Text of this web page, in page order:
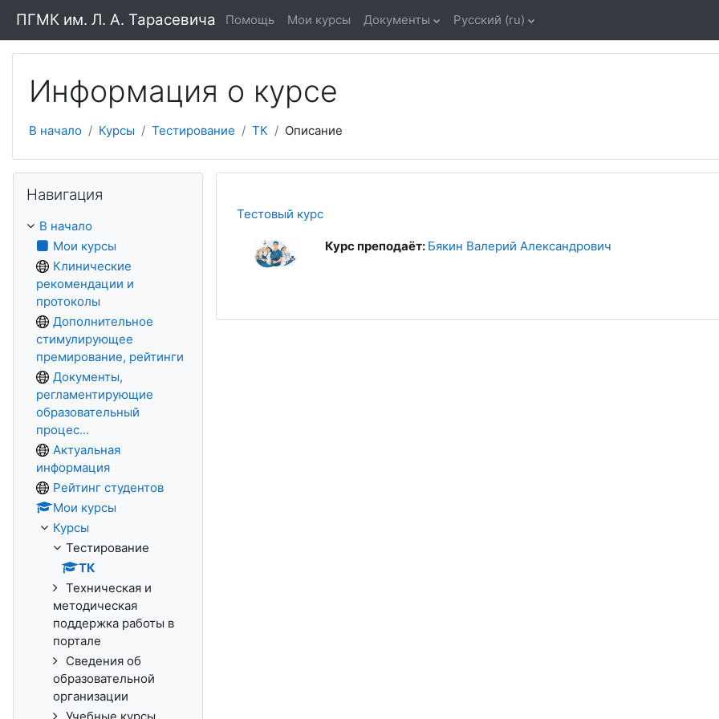
ПГМК им. Л. А. Тарасевича Помощь Мои курсы Документы Русский ‎(ru)‎
Информация о курсе
В начало Курсы Тестирование ТК Описание
Тестовый курс
Курс преподаёт: Бякин Валерий Александрович
Навигация
В начало
Мои курсы
Клинические
рекомендации и
протоколы
Дополнительное
стимулирующее
премирование, рейтинги
Документы,
регламентирующие
образовательный
процес...
Актуальная
информация
Рейтинг студентов
Мои курсы
Курсы
Тестирование
ТК
Техническая и
методическая
поддержка работы в
портале
Сведения об
образовательной
организации